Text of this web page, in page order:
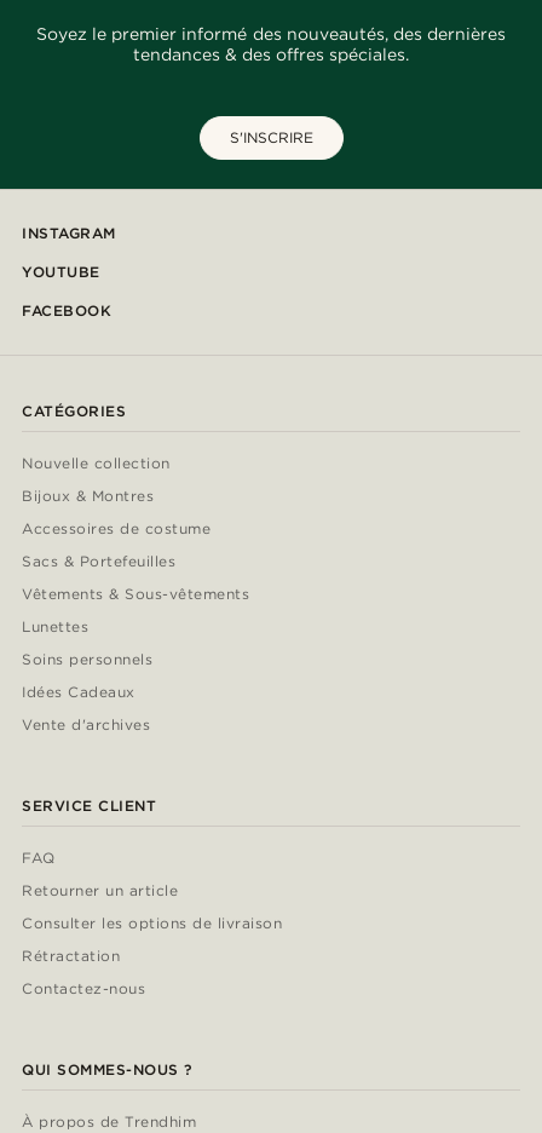
Soyez le premier informé des nouveautés, des dernières
tendances & des offres spéciales.
S'INSCRIRE
INSTAGRAM
YOUTUBE
FACEBOOK
CATÉGORIES
Nouvelle collection
Bijoux & Montres
Accessoires de costume
Sacs & Portefeuilles
Vêtements & Sous-vêtements
Lunettes
Soins personnels
Idées Cadeaux
Vente d'archives
SERVICE CLIENT
FAQ
Retourner un article
Consulter les options de livraison
Rétractation
Contactez-nous
QUI SOMMES-NOUS ?
À propos de Trendhim